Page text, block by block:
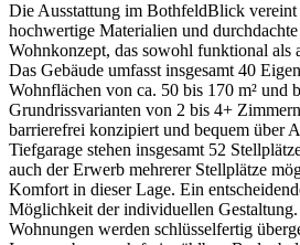
Die Ausstattung im BothfeldBlick vereint
hochwertige Materialien und
Wohnkonzept, das sowohl funktional als
Das Gebäude umfasst insgesamt 40
Wohnflächen von ca. 50 bis 170 m² und
Grundrissvarianten von 2 bis 4+
barrierefrei konzipiert und bequem über
Tiefgarage stehen insgesamt 52
auch der Erwerb mehrerer Stellplätze
Komfort in dieser Lage. Ein
Möglichkeit der individuellen
Wohnungen werden schlüsselfertig